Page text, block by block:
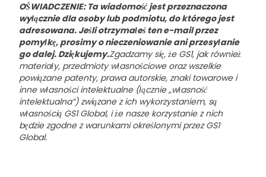
OŚWIADCZENIE: Ta wiadomość jest przeznaczona
wyłącznie dla osoby lub podmiotu, do którego jest
adresowana. Jeśli otrzymałeś ten e-mail przez
pomyłkę, prosimy o nieczeniowanie ani przesyłanie
go dalej. Dziękujemy.Zgadzamy się, że GS1, jak również
materiały, przedmioty własnościowe oraz wszelkie
powiązane patenty, prawa autorskie, znaki towarowe i
inne własności intelektualne (łącznie „własność
intelektualna”) związane z ich wykorzystaniem, są
własnością GS1 Global, i że nasze korzystanie z nich
będzie zgodne z warunkami określonymi przez GS1
Global.